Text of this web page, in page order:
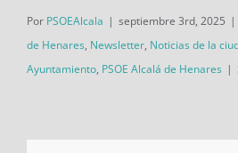
Por PSOEAlcala | septiembre 3rd, 2025 |
de Henares, Newsletter, Noticias de la
Ayuntamiento, PSOE Alcalá de Henares |